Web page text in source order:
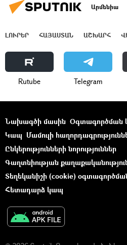
Արմենիա
ԼՈՒՐԵՐ ՀԱՅԱՍՏԱՆ ԱՇԽԱՐՀ
Rutube Telegram
Նախագծի մասին Օգտագործման
Կապ Մամուլի
Ընկերությունների նորություններ
Գաղտնիության
Տեղեկանիշի (cookie)
Հետադարձ կապ